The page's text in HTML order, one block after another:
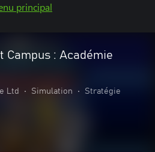
principal
Campus : Académie
Ltd • Simulation • Stratégie